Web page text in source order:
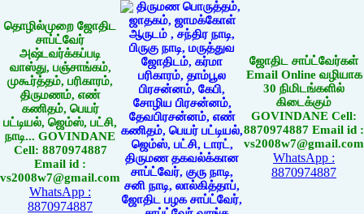
தொழில்முறை ஜோதிட
சாப்ட்வேர்
அஷ்டவர்க்கப்படி
வாஸ்து, பஞ்சாங்கம்,
முகூர்த்தம், பரிகாரம்,
திருமணம், எண்
கணிதம், பெயர்
பட்டியல், ஜெம்ஸ், பட்சி,
நாடி... GOVINDANE
Cell: 8870974887
Email id :
vs2008w7@gmail.com
WhatsApp :
8870974887
ஜோதிட சாப்ட்வேர்கள்
Email Online வழியாக
30 நிமிடங்களில்
கிடைக்கும்
GOVINDANE Cell:
8870974887 Email id :
vs2008w7@gmail.com
WhatsApp :
8870974887